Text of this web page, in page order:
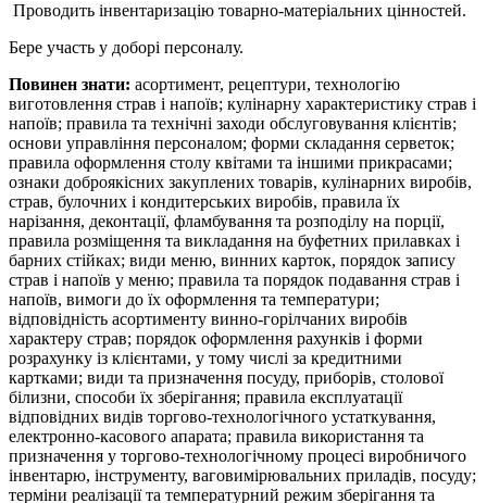
Проводить інвентаризацію товарно-матеріальних цінностей.
Бере участь у доборі персоналу.
Повинен знати: асортимент, рецептури, технологію
виготовлення страв і напоїв; кулінарну характеристику страв і
напоїв; правила та технічні заходи обслуговування клієнтів;
основи управління персоналом; форми складання серветок;
правила оформлення столу квітами та іншими прикрасами;
ознаки доброякісних закуплених товарів, кулінарних виробів,
страв, булочних і кондитерських виробів, правила їх
нарізання, деконтації, фламбування та розподілу на порції,
правила розміщення та викладання на буфетних прилавках і
барних стійках; види меню, винних карток, порядок запису
страв і напоїв у меню; правила та порядок подавання страв і
напоїв, вимоги до їх оформлення та температури;
відповідність асортименту винно-горілчаних виробів
характеру страв; порядок оформлення рахунків і форми
розрахунку із клієнтами, у тому числі за кредитними
картками; види та призначення посуду, приборів, столової
білизни, способи їх зберігання; правила експлуатації
відповідних видів торгово-технологічного устаткування,
електронно-касового апарата; правила використання та
призначення у торгово-технологічному процесі виробничого
інвентарю, інструменту, ваговимірювальних приладів, посуду;
терміни реалізації та температурний режим зберігання та